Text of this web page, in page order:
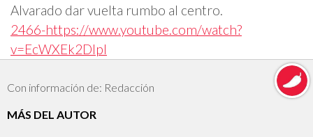
Alvarado dar vuelta rumbo al centro.
2466-https://www.youtube.com/watch?
v=EcWXEk2DlpI
Con información de: Redacción
MÁS DEL AUTOR